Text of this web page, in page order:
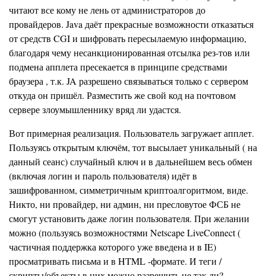
читают все кому не лень от администраторов до
провайдеров. Java даёт прекрасные возможности отказаться
от средств CGI и шифровать пересылаемую информацию,
благодаря чему несанкционированная отсылка рез-тов или
подмена апплета пресекается в принципе средствами
браузера , т.к. JA разрешено связываться только с сервером
откуда он пришёл. Разместить же свой код на почтовом
сервере злоумышленнику вряд ли удастся.
Вот примерная реализация. Пользователь загружает апплет.
Пользуясь открытым ключём, тот высылает уникальный ( на
данный сеанс) случайный ключ и в дальнейшем весь обмен
(включая логин и пароль пользователя) идёт в
зашифрованном, симметричным криптоалгоритмом, виде.
Никто, ни провайдер, ни админ, ни пресловутое ФСБ не
смогут установить даже логин пользователя. При желании
можно (пользуясь возможностями Netscape LiveConnect (
частичная поддержка которого уже введена и в IE)
просматривать письма и в HTML -формате. И теги /